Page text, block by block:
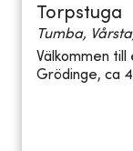
Torpstuga
Tumba,
Välkommen
Grödinge, ca